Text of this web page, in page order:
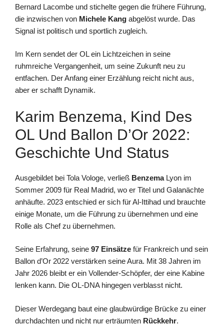
Bernard Lacombe und stichelte gegen die frühere Führung,
die inzwischen von Michele Kang abgelöst wurde. Das
Signal ist politisch und sportlich zugleich.
Im Kern sendet der OL ein Lichtzeichen in seine
ruhmreiche Vergangenheit, um seine Zukunft neu zu
entfachen. Der Anfang einer Erzählung reicht nicht aus,
aber er schafft Dynamik.
Karim Benzema, Kind Des
OL Und Ballon D’Or 2022:
Geschichte Und Status
Ausgebildet bei Tola Vologe, verließ BenzemaLyon im
Sommer 2009 für Real Madrid, wo er Titel und Galanächte
anhäufte. 2023 entschied er sich für Al-Ittihad und brauchte
einige Monate, um die Führung zu übernehmen und eine
Rolle als Chef zu übernehmen.
Seine Erfahrung, seine 97 Einsätze für Frankreich und sein
Ballon d’Or 2022 verstärken seine Aura. Mit 38 Jahren im
Jahr 2026 bleibt er ein Vollender-Schöpfer, der eine Kabine
lenken kann. Die OL-DNA hingegen verblasst nicht.
Dieser Werdegang baut eine glaubwürdige Brücke zu einer
durchdachten und nicht nur erträumten Rückkehr.